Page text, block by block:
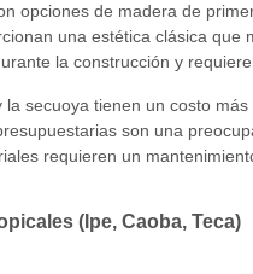
opciones de madera de
una estética clásica
la construcción y
la secuoya tienen un costo
son una
requieren un
(Ipe, Caoba, Teca)